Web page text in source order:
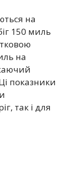
на
150 миль
на
показники
так і для